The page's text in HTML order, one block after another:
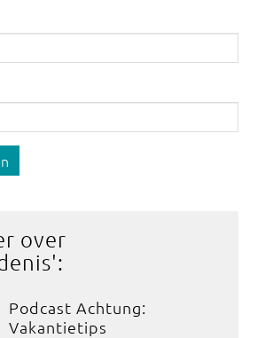
over
':
Podcast Achtung:
Vakantietips